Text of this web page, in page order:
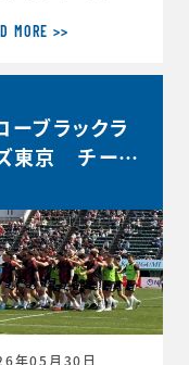
その意義は」内
“最高の自分”を
ーズン大谷選手
躍が示唆したこ
コーナーで、ス
の分析が放送さ
した。◆放送内容
ちら↓https://
p/ts/
epis
te/QNX8MVR
MORE >>
ーブラックラ
東京 チーム
年05月30日